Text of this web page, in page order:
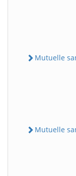
Mutuelle
Mutuelle